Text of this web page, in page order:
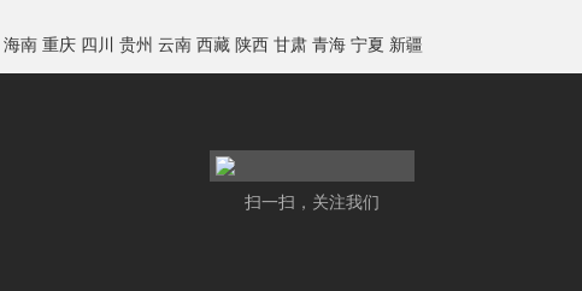
海南 重庆 四川 贵州 云南 西藏 陕西 甘肃 青海 宁夏 新疆
扫一扫，关注我们